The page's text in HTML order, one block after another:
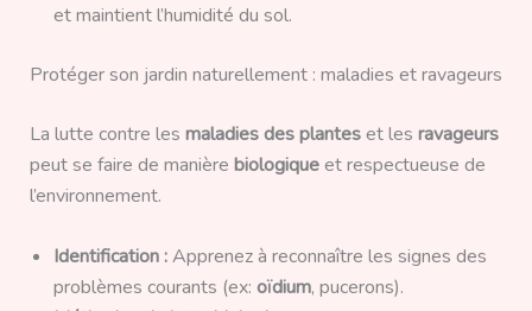
et maintient l’humidité du sol.
Protéger son jardin naturellement : maladies et ravageurs
La lutte contre les maladies des planteset les ravageurs
peut se faire de manière biologiqueet respectueuse de
l’environnement.
Identification :Apprenez à reconnaître les signes des
problèmes courants (ex: oïdium, pucerons).